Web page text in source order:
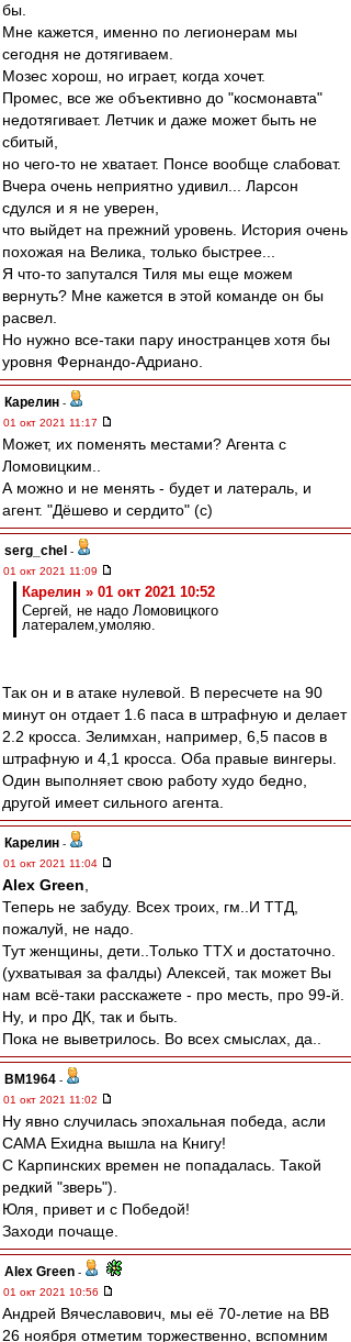
бы.
Мне кажется, именно по легионерам мы
сегодня не дотягиваем.
Мозес хорош, но играет, когда хочет.
Промес, все же объективно до "космонавта"
недотягивает. Летчик и даже может быть не
сбитый,
но чего-то не хватает. Понсе вообще слабоват.
Вчера очень неприятно удивил... Ларсон
сдулся и я не уверен,
что выйдет на прежний уровень. История очень
похожая на Велика, только быстрее...
Я что-то запутался Тиля мы еще можем
вернуть? Мне кажется в этой команде он бы
расвел.
Но нужно все-таки пару иностранцев хотя бы
уровня Фернандо-Адриано.
Карелин -
01 окт 2021 11:17
Может, их поменять местами? Агента с
Ломовицким..
А можно и не менять - будет и латераль, и
агент. "Дёшево и сердито" (с)
serg_chel -
01 окт 2021 11:09
Карелин » 01 окт 2021 10:52
Сергей, не надо Ломовицкого
латералем,умоляю.
Так он и в атаке нулевой. В пересчете на 90
минут он отдает 1.6 паса в штрафную и делает
2.2 кросса. Зелимхан, например, 6,5 пасов в
штрафную и 4,1 кросса. Оба правые вингеры.
Один выполняет свою работу худо бедно,
другой имеет сильного агента.
Карелин -
01 окт 2021 11:04
Alex Green
Теперь не забуду. Всех троих, гм..И ТТД,
пожалуй, не надо.
Тут женщины, дети..Только ТТХ и достаточно.
(ухватывая за фалды) Алексей, так может Вы
нам всё-таки расскажете - про месть, про 99-й.
Ну, и про ДК, так и быть.
Пока не выветрилось. Во всех смыслах, да..
BM1964 -
01 окт 2021 11:02
Ну явно случилась эпохальная победа, асли
САМА Ехидна вышла на Книгу!
С Карпинских времен не попадалась. Такой
редкий "зверь").
Юля, привет и с Победой!
Заходи почаще.
Alex Green -
01 окт 2021 10:56
Андрей Вячеславович, мы её 70-летие на ВВ
26 ноября отметим торжественно, вспомним